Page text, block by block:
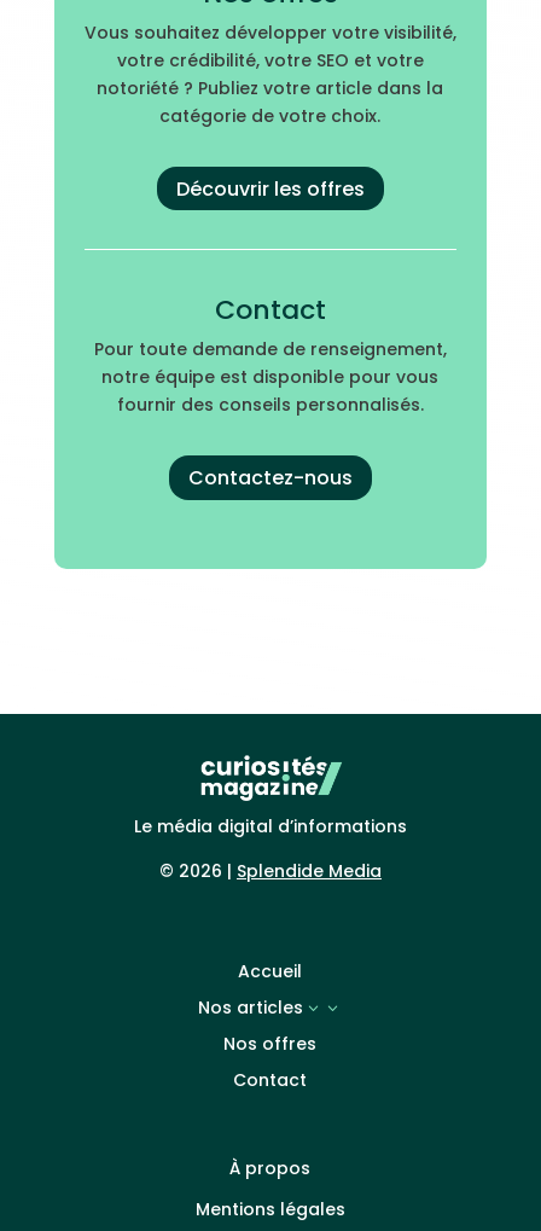
Vous souhaitez développer votre visibilité,
votre crédibilité, votre SEO et votre
notoriété ? Publiez votre article dans la
catégorie de votre choix.
Découvrir les offres
Contact
Pour toute demande de renseignement,
notre équipe est disponible pour vous
fournir des conseils personnalisés.
Contactez-nous
Le média digital d’informations
© 2026 | Splendide Media
Accueil
Nos articles
3
Nos offres
Contact
À propos
Mentions légales